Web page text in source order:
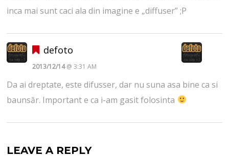
inca mai sunt caci ala din imagine e „diffuser” ;P
defoto
2013/12/14@ 3:31 AM
Da ai dreptate, este difusser, dar nu suna asa bine ca si
baunsăr. Important e ca i-am gasit folosinta
LEAVE A REPLY